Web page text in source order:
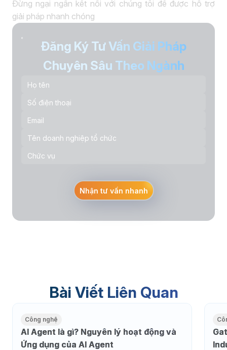
Đừng ngại ngần kết nối với chúng tôi để được hỗ trợ
giải pháp nhanh chóng
Đăng Ký Tư Vấn Giải Pháp
Chuyên Sâu Theo Ngành
Nhận tư vấn nhanh
Bài Viết Liên Quan
Công nghệ
AI Agent là gì? Nguyên lý hoạt động và
Ứng dụng của AI Agent